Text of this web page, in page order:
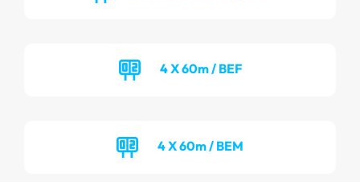
4 X 60m / BEF
4 X 60m / BEM